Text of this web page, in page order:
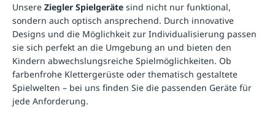
Unsere Ziegler Spielgeräte sind nicht nur funktional,
sondern auch optisch ansprechend. Durch innovative
Designs und die Möglichkeit zur Individualisierung passen
sie sich perfekt an die Umgebung an und bieten den
Kindern abwechslungsreiche Spielmöglichkeiten. Ob
farbenfrohe Klettergerüste oder thematisch gestaltete
Spielwelten – bei uns finden Sie die passenden Geräte für
jede Anforderung.